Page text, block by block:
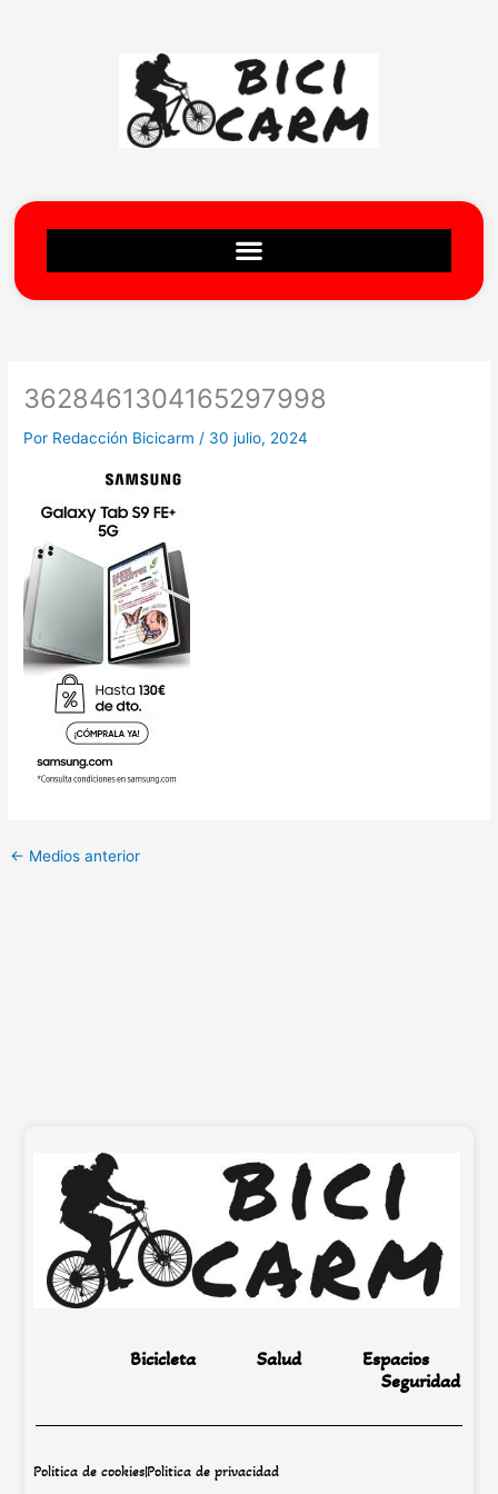
3628461304165297998
Por Redacción Bicicarm / 30 julio, 2024
← Medios anterior
Bicicleta Salud
Espacios
Seguridad
Politica de cookiesPolitica de privacidad